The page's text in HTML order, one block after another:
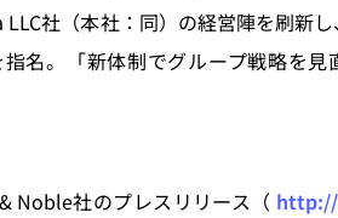
社（本社：同）の経営陣を刷新
名。「新体制でグループ戦略を
Noble社のプレスリリース（